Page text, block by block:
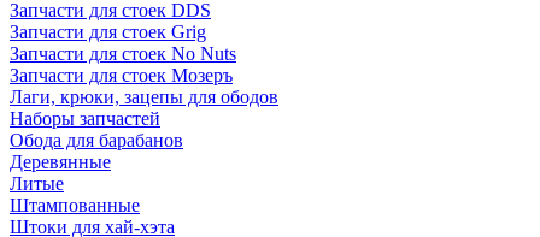
Запчасти для стоек DDS
Запчасти для стоек Grig
Запчасти для стоек No Nuts
Запчасти для стоек Мозеръ
Лаги, крюки, зацепы для ободов
Наборы запчастей
Обода для барабанов
Деревянные
Литые
Штампованные
Штоки для хай-хэта